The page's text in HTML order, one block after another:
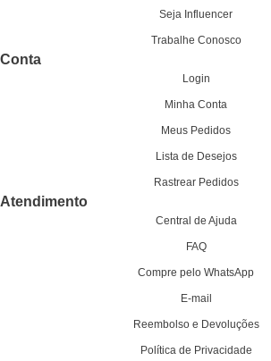
Seja Influencer
Trabalhe Conosco
Conta
Login
Minha Conta
Meus Pedidos
Lista de Desejos
Rastrear Pedidos
Atendimento
Central de Ajuda
FAQ
Compre pelo WhatsApp
E-mail
Reembolso e Devoluções
Política de Privacidade